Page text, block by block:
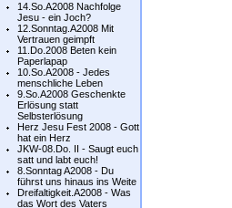
14.So.A2008 Nachfolge
Jesu - ein Joch?
12.Sonntag.A2008 Mit
Vertrauen geimpft
11.Do.2008 Beten kein
Paperlapap
10.So.A2008 - Jedes
menschliche Leben
9.So.A2008 Geschenkte
Erlösung statt
Selbsterlösung
Herz Jesu Fest 2008 - Gott
hat ein Herz
JKW-08.Do. II - Saugt euch
satt und labt euch!
8.Sonntag A2008 - Du
führst uns hinaus ins Weite
Dreifaltigkeit.A2008 - Was
das Wort des Vaters